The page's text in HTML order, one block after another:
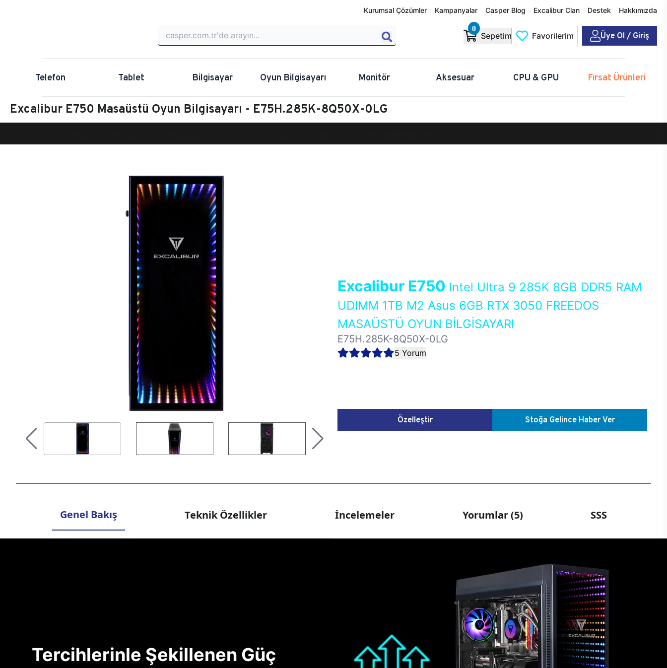
Kurumsal Çözümler Kampanyalar Casper Blog Excalibur Clan Destek Hakkımızda
0
Sepetim Favorilerim Üye Ol / Giriş
Telefon Tablet Bilgisayar Oyun Bilgisayarı Monitör Aksesuar CPU & GPU Fırsat Ürünleri
Excalibur E750 Masaüstü Oyun Bilgisayarı - E75H.285K-8Q50X-0LG
Excalibur E750 Intel Ultra 9 285K 8GB DDR5 RAM
UDIMM 1TB M2 Asus 6GB RTX 3050 FREEDOS
MASAÜSTÜ OYUN BİLGİSAYARI
E75H.285K-8Q50X-0LG
5 Yorum
Özelleştir Stoğa Gelince Haber Ver
Genel Bakış Teknik Özellikler İncelemeler Yorumlar (5) SSS
Tercihlerinle Şekillenen Güç